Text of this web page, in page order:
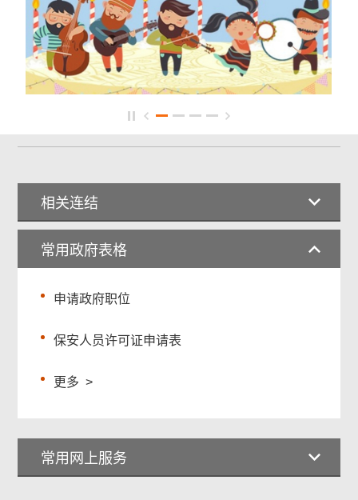
相关连结
常用政府表格
申请政府职位
保安人员许可证申请表
更多 >
常用网上服务